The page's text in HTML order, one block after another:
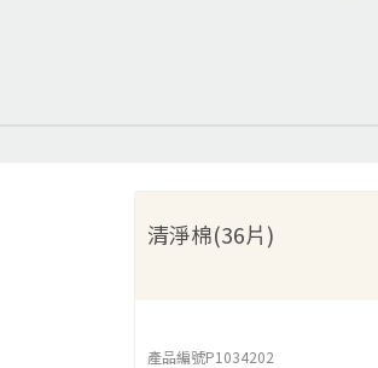
清淨棉(36片)
產品編號P1034202